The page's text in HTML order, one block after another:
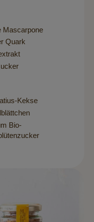
Mascarpone
Quark
Kekse
Bio-